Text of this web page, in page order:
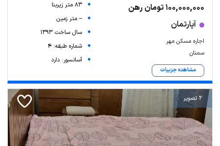
100,000,000 تومان رهن
آپارتمان
اجاره مسکن مهر
سمنان
مشاهده جزییات
83 متر زیربنا
-- متر زمین
سال ساخت 1393
شماره طبقه: 4
آسانسور: دارد
2 تصویر